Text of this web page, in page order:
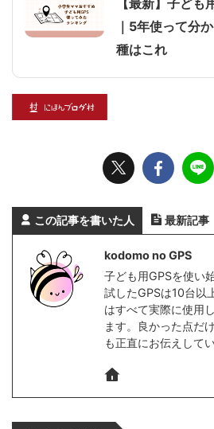
【最新】子ども
｜5年使って分
種はこれ
この記事を書いた人 最新記事
kodomo no GPS
子ども用GPSを使い
試したGPSは10台以
はすべて実際に使用
ます。良かった点だ
も正直にお伝えしてい